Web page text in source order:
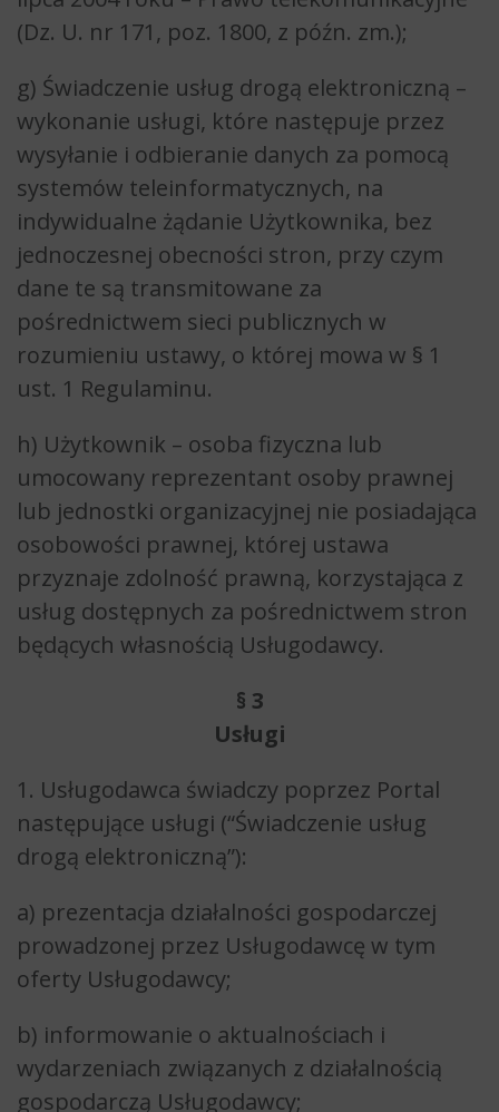
(Dz. U. nr 171, poz. 1800, z późn. zm.);
g) Świadczenie usług drogą elektroniczną –
wykonanie usługi, które następuje przez
wysyłanie i odbieranie danych za pomocą
systemów teleinformatycznych, na
indywidualne żądanie Użytkownika, bez
jednoczesnej obecności stron, przy czym
dane te są transmitowane za
pośrednictwem sieci publicznych w
rozumieniu ustawy, o której mowa w § 1
ust. 1 Regulaminu.
h) Użytkownik – osoba fizyczna lub
umocowany reprezentant osoby prawnej
lub jednostki organizacyjnej nie posiadająca
osobowości prawnej, której ustawa
przyznaje zdolność prawną, korzystająca z
usług dostępnych za pośrednictwem stron
będących własnością Usługodawcy.
§ 3
Usługi
1. Usługodawca świadczy poprzez Portal
następujące usługi (“Świadczenie usług
drogą elektroniczną”):
a) prezentacja działalności gospodarczej
prowadzonej przez Usługodawcę w tym
oferty Usługodawcy;
b) informowanie o aktualnościach i
wydarzeniach związanych z działalnością
gospodarczą Usługodawcy;